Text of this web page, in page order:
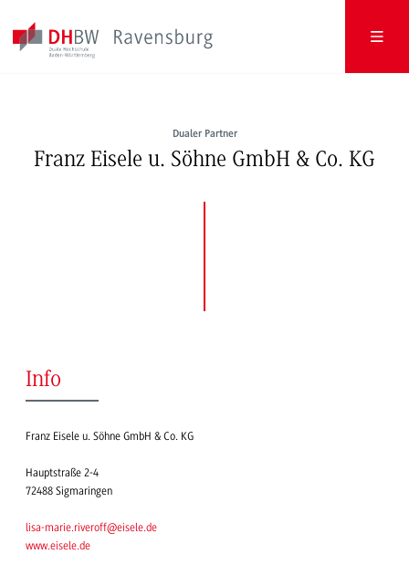
Dualer Partner
Franz Eisele u. Söhne GmbH & Co. KG
Info
Franz Eisele u. Söhne GmbH & Co. KG
Hauptstraße 2-4
72488 Sigmaringen
lisa-marie.riveroff@eisele.de
www.eisele.de